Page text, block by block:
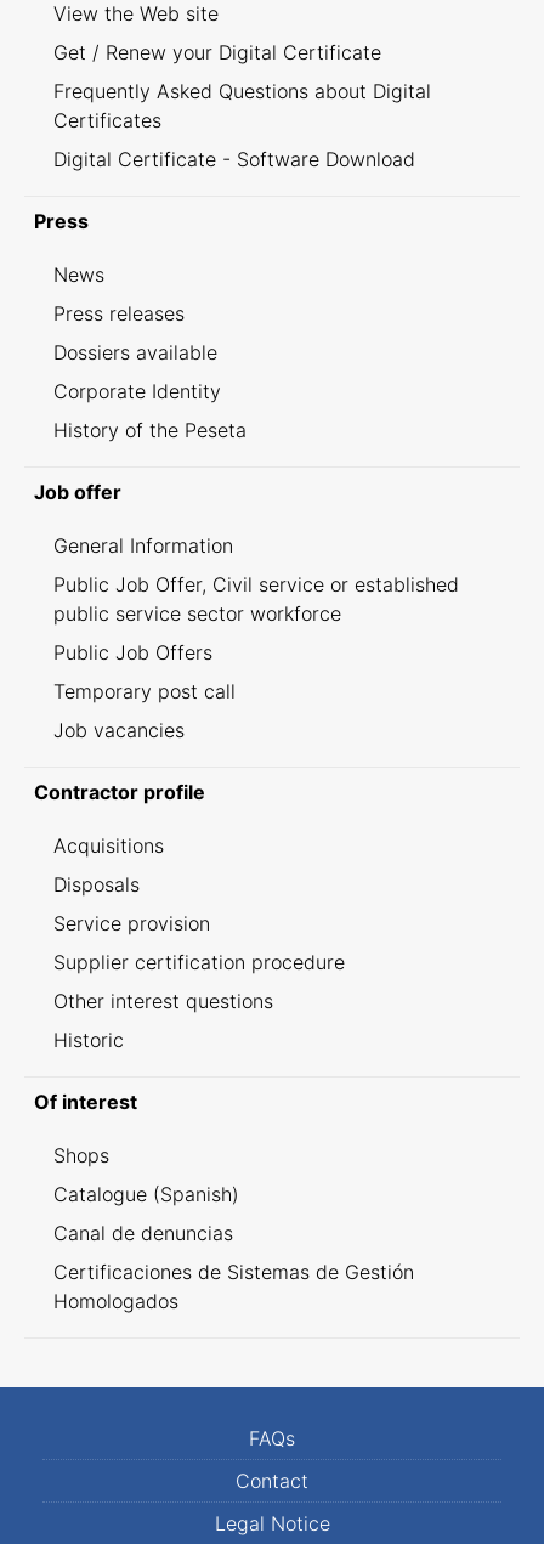
View the Web site
Get / Renew your Digital Certificate
Frequently Asked Questions about Digital
Certificates
Digital Certificate - Software Download
Press
News
Press releases
Dossiers available
Corporate Identity
History of the Peseta
Job offer
General Information
Public Job Offer, Civil service or established
public service sector workforce
Public Job Offers
Temporary post call
Job vacancies
Contractor profile
Acquisitions
Disposals
Service provision
Supplier certification procedure
Other interest questions
Historic
Of interest
Shops
Catalogue (Spanish)
Canal de denuncias
Certificaciones de Sistemas de Gestión
Homologados
FAQs
Contact
Legal Notice